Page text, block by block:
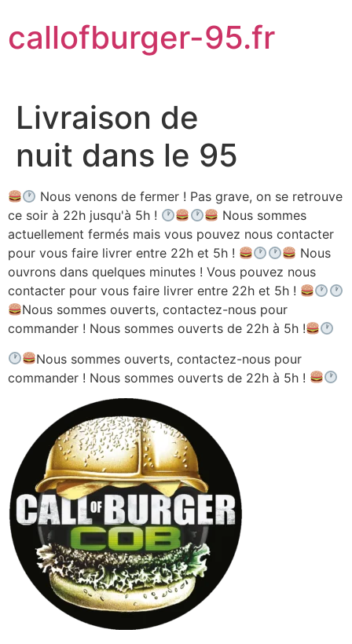
contenu
callofburger-95.fr
Livraison de
nuit dans le 95
Nous venons de fermer ! Pas grave, on se retrouve
ce soir à 22h jusqu'à 5h !
Nous sommes
actuellement fermés mais vous pouvez nous contacter
pour vous faire livrer entre 22h et 5h !
Nous
ouvrons dans quelques minutes ! Vous pouvez nous
contacter pour vous faire livrer entre 22h et 5h !
Nous sommes ouverts, contactez-nous pour
commander ! Nous sommes ouverts de 22h à 5h !
Nous sommes ouverts, contactez-nous pour
commander ! Nous sommes ouverts de 22h à 5h !